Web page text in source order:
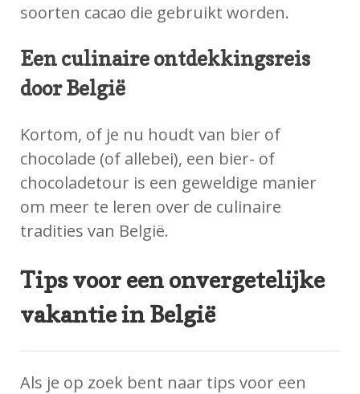
soorten cacao die gebruikt worden.
Een culinaire ontdekkingsreis
door België
Kortom, of je nu houdt van bier of
chocolade (of allebei), een bier- of
chocoladetour is een geweldige manier
om meer te leren over de culinaire
tradities van België.
Tips voor een onvergetelijke
vakantie in België
Als je op zoek bent naar tips voor een